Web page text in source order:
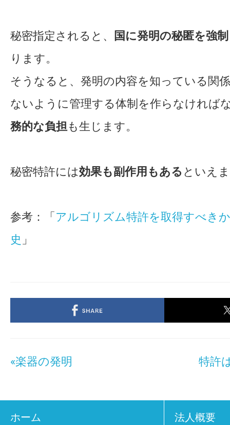
秘密指定されると、
国に発明の秘匿を強
ります。
そうなると、発明の内容を知っている関
ないように管理する体制を作らなければ
務的な負担も生じます。
秘密特許には効果も副作用もある といえ
参考：「 アルゴリズム特許を取得すべきか
史 」
«楽器の発明 特許
ホーム 法人概要